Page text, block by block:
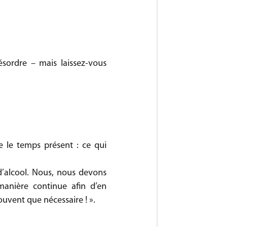
– mais laissez-vous
le temps présent : ce qui
Nous, nous devons
continue afin d’en
que nécessaire ! ».